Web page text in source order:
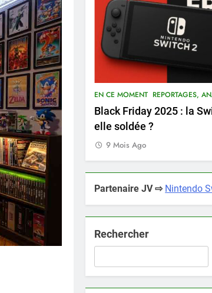
EN CE MOMENT REPORTAGES,
Black Friday 2025 : la
elle soldée ?
9 Mois Ago
Partenaire JV ⇨ Nintendo
Rechercher